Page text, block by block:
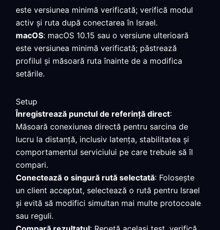
este versiunea minimă verificată; verifică modul
activ și ruta după conectarea în Israel.
macOS: macOS 10.15 sau o versiune ulterioară
este versiunea minimă verificată; păstrează
profilul și măsoară ruta înainte de a modifica
setările.
Setup
Înregistrează punctul de referință direct:
Măsoară conexiunea directă pentru sarcina de
lucru la distanță, inclusiv latența, stabilitatea și
comportamentul serviciului pe care trebuie să îl
compari.
Conectează o singură rută selectată: Folosește
un client acceptat, selectează o rută pentru Israel
și evită să modifici simultan mai multe protocoale
sau reguli.